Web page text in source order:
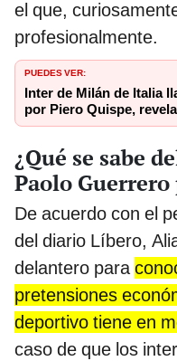
el que,
profesionalmente.
PUEDES VER:
Inter de Milán de Italia
por Piero Quispe,
¿Qué se sabe
Paolo
De acuerdo con el
del diario Líbero,
delantero para
pretensiones
deportivo tiene en
caso de que los